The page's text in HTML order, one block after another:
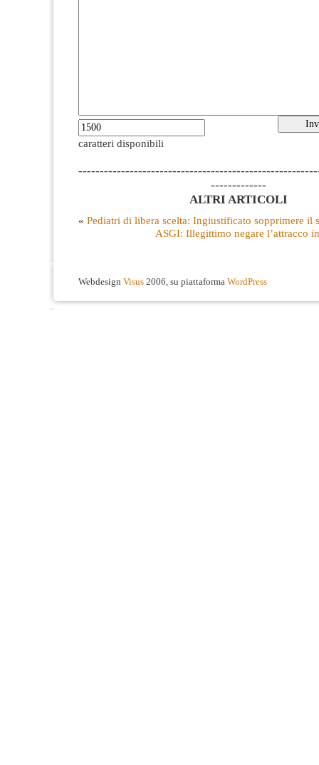
caratteri disponibili
-------------
ALTRI ARTICOLI
« Pediatri di libera scelta: Ingiustificato sopprimere il
ASGI: Illegittimo negare l’attracco
Webdesign Visus 2006, su piattaforma WordPress